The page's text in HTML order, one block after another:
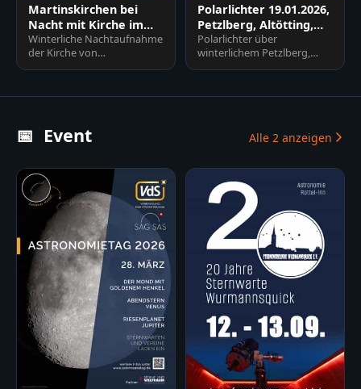
Martinskirchen bei
Nacht mit Kirche im
Winter, Rottal-Inn
Winterliche Nachtaufnahme
der Kirche von
Martinskirchen in
Rottal-Inn, Nied…
Polarlichter 19.01.2026,
Petzlberg, Altötting,
Oberbayern
Polarlichter über
winterlichem Petzlberg,
Reischach, Altötting.
schneebedeckte…
📅 Event Alle 2 anzeigen